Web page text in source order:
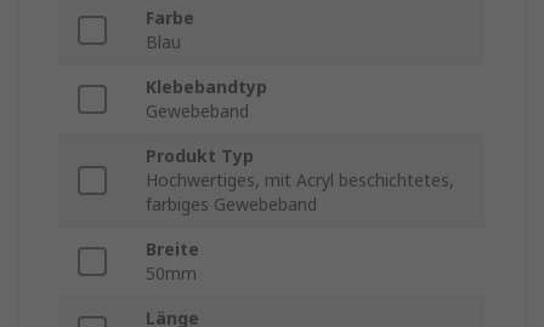
Farbe
Blau
Klebebandtyp
Gewebeband
Produkt Typ
Hochwertiges, mit Acryl beschichtetes,
farbiges Gewebeband
Breite
50mm
Länge